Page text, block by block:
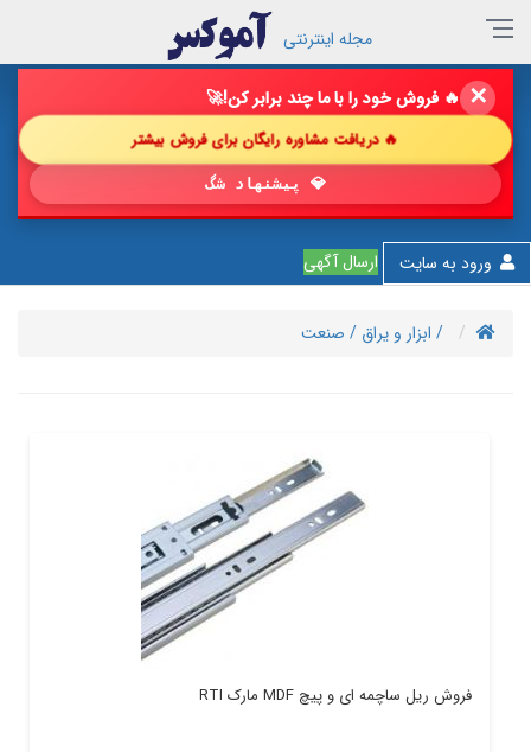
✕ 🔥 فروش خود را با ما چند برابر کن!🚀
🔥 دریافت مشاوره رایگان برای فروش بیشتر
💎 پیشنهاد شگفت‌انگیز
ورود به سایت ارسال آگهی
مجله اینترنتی
/ ابزار و یراق / صنعت
فروش ریل ساچمه ای و پیچ MDF مارک RTI